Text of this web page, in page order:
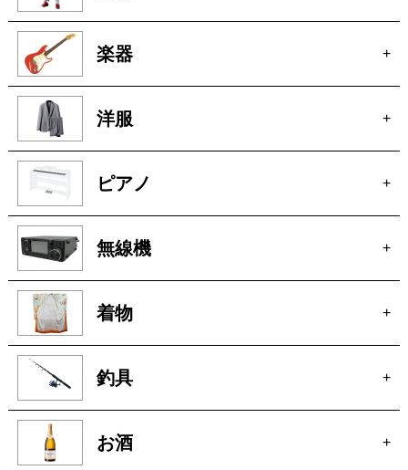
楽器 +
洋服 +
ピアノ +
無線機 +
着物 +
釣具 +
お酒 +